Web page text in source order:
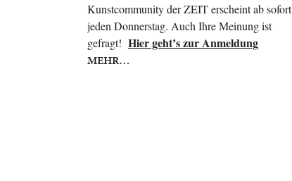
Kunstcommunity der ZEIT erscheint ab sofort
jeden Donnerstag. Auch Ihre Meinung ist
gefragt! Hier geht’s zur Anmeldung
MEHR…